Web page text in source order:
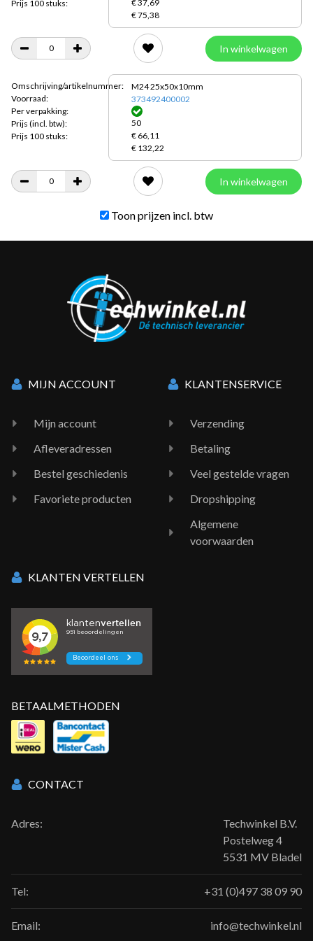
Prijs 100 stuks:
€ 37,69
€ 75,38
In winkelwagen
Omschrijving/artikelnummer:
Voorraad:
Per verpakking:
Prijs (incl. btw):
Prijs 100 stuks:
M24 25x50x10mm
373492400002
50
€ 66,11
€ 132,22
In winkelwagen
Toon prijzen incl. btw
MIJN ACCOUNT
Mijn account
Afleveradressen
Bestel geschiedenis
Favoriete producten
KLANTENSERVICE
Verzending
Betaling
Veel gestelde vragen
Dropshipping
Algemene
voorwaarden
KLANTEN VERTELLEN
BETAALMETHODEN
CONTACT
Adres:
Techwinkel B.V.
Postelweg 4
5531 MV Bladel
Tel: +31 (0)497 38 09 90
Email: info@techwinkel.nl